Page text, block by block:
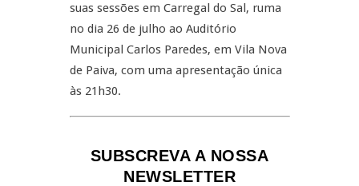
suas sessões em Carregal do Sal, ruma
no dia 26 de julho ao Auditório
Municipal Carlos Paredes, em Vila Nova
de Paiva, com uma apresentação única
às 21h30.
SUBSCREVA A NOSSA
NEWSLETTER